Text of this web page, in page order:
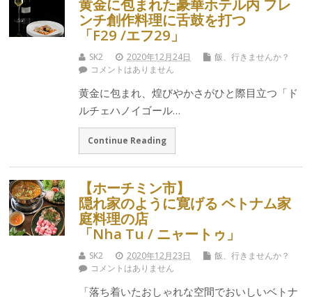
黄金に包まれた豪華ホテル内 フレ
ンチ創作料理に舌鼓を打つ
「F29 /エフ29」
SK2 2020年12月24日
飯、行きませんか？
コメントはありません
黄金に包まれ、煌びやかさがひと際目立つ「ド
ルチェハノイゴール…
Continue Reading
【ホーチミン市】
隠れ家のように寛げる ベトナム家
庭料理の店
「Nha Tu / ニャートゥ」
SK2 2020年12月23日
飯、行きませんか？
コメントはありません
「落ち着いたおしゃれな空間でおいしいベトナ